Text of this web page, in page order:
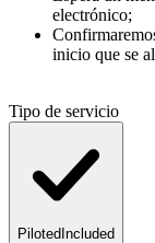
electrónico;
inicio que se
Tipo de servicio
Piloted Included